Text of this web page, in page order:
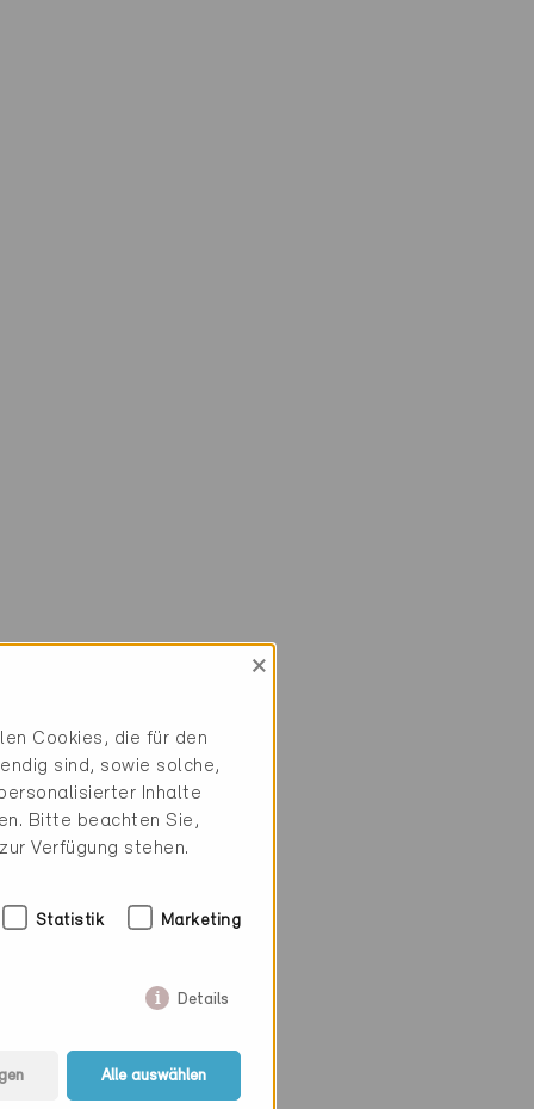
×
Cookies, die für den
sind, sowie solche,
Inhalte
Bitte beachten Sie,
Verfügung stehen.
Statistik Marketing
Details
Alle auswählen